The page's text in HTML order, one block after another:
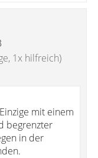
1x hilfreich)
mit einem
begrenzter
in der